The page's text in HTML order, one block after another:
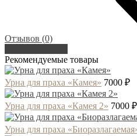
Отзывов (0)
Рекомендуемые товары
Урна для праха «Камея» 7000 ₽
Урна для праха «Камея 2» 7000 ₽
Урна для праха